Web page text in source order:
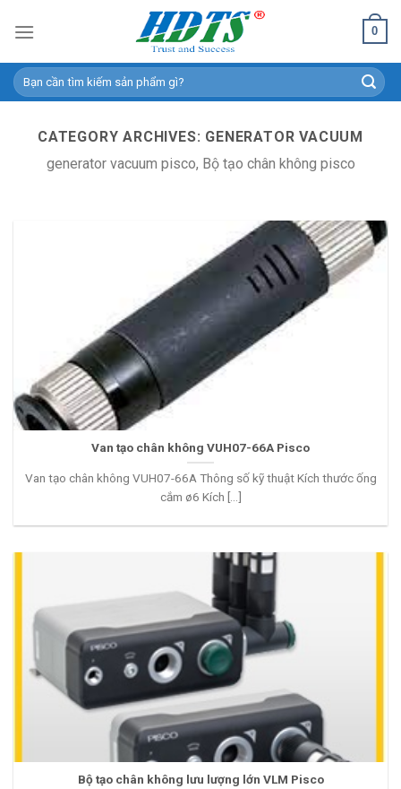
0
Search
for:
CATEGORY ARCHIVES: GENERATOR VACUUM
generator vacuum pisco, Bộ tạo chân không pisco
Van tạo chân không VUH07-66A Pisco
Van tạo chân không VUH07-66A Thông số kỹ thuật Kích thước ống
cắm ø6 Kích [...]
Bộ tạo chân không lưu lượng lớn VLM Pisco